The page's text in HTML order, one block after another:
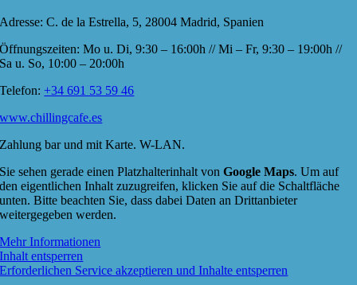
Adresse: C. de la Estrella, 5, 28004 Madrid, Spanien
Öffnungszeiten: Mo u. Di, 9:30 – 16:00h // Mi – Fr, 9:30 – 19:00h //
Sa u. So, 10:00 – 20:00h
Telefon:+34 691 53 59 46
www.chillingcafe.es
Zahlung bar und mit Karte. W-LAN.
Sie sehen gerade einen Platzhalterinhalt vonGoogle Maps. Um auf
den eigentlichen Inhalt zuzugreifen, klicken Sie auf die Schaltfläche
unten. Bitte beachten Sie, dass dabei Daten an Drittanbieter
weitergegeben werden.
Mehr Informationen
Inhalt entsperren
Erforderlichen Service akzeptieren und Inhalte entsperren